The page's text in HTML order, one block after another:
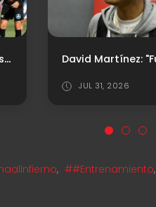
David Martínez: "Fue mi decisión volver a Independiente"
AGO 03, 2026
, ##Entrenamiento,